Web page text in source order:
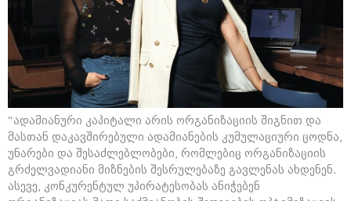
“ადამიანური კაპიტალი არის ორგანიზაციის შიგნით და
მასთან დაკავშირებული ადამიანების კუმულაციური ცოდნა,
უნარები და შესაძლებლობები, რომლებიც ორგანიზაციის
გრძელვადიანი მიზნების შესრულებაზე გავლენას ახდენენ.
ასევე, კონკურენტულ უპირატესობას ანიჭებენ